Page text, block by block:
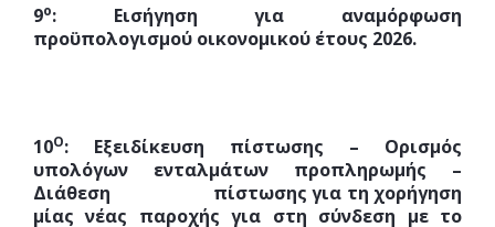
9ο: Εισήγηση για αναμόρφωση
προϋπολογισμού οικονομικού έτους 2026.
10Ο: Εξειδίκευση πίστωσης – Ορισμός
υπολόγων ενταλμάτων προπληρωμής –
Διάθεση πίστωσης για τη χορήγηση
μίας νέας παροχής για στη σύνδεση με το